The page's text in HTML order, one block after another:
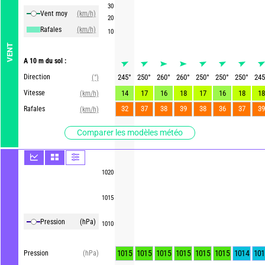
VENT
Vent moy
(km/h)
Rafales
(km/h)
A 10 m du sol :
Direction
(°)
Vitesse
(km/h)
Rafales
(km/h)
Comparer les modèles météo
Pression (hPa)
Pression (hPa)
30
20
10
1020
1015
1010
245° 250° 260° 260° 250° 250° 250°
245
14
17 16 18 17 16 18
18
32
37 38 39 38 36 37 39
1015 1015 1015 1015 1015 1015 1014